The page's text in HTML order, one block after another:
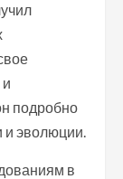
подробно
и эволюции.
в